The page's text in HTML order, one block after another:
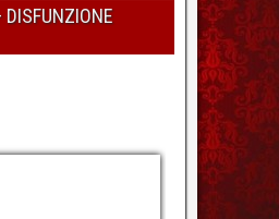
DISFUNZIONE